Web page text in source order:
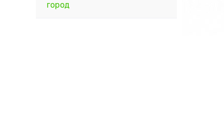
город